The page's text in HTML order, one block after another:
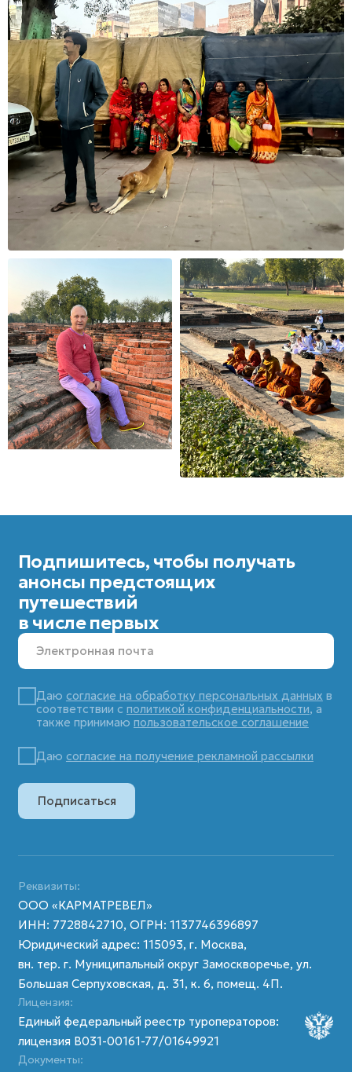
Подпишитесь, чтобы получать
анонсы предстоящих
путешествий
в числе первых
Даюсогласие на обработку персональных данныхв
соответствии сполитикой конфиденциальности, а
также принимаю пользовательское соглашение
Даюсогласие на получение рекламной рассылки
Подписаться
Реквизиты:
ООО «КАРМАТРЕВЕЛ»
ИНН: 7728842710, ОГРН: 1137746396897
Юридический адрес: 115093, г. Москва,
вн. тер. г. Муниципальный округ Замоскворечье, ул.
Большая Серпуховская, д. 31, к. 6, помещ. 4П.
Лицензия:
Единый федеральный реестр туроператоров:
лицензия В031-00161-77/01649921
персональных данных
© 2025 KARMATRAVEL. Все права защищены.
Создание сайта:DIGITAL MUSE